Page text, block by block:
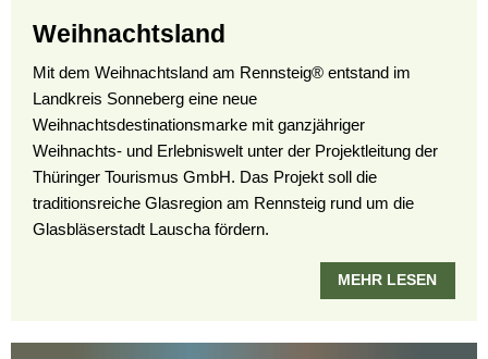
Weihnachtsland
Mit dem Weihnachtsland am Rennsteig® entstand im
Landkreis Sonneberg eine neue
Weihnachtsdestinationsmarke mit ganzjähriger
Weihnachts- und Erlebniswelt unter der Projektleitung der
Thüringer Tourismus GmbH. Das Projekt soll die
traditionsreiche Glasregion am Rennsteig rund um die
Glasbläserstadt Lauscha fördern.
MEHR LESEN